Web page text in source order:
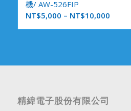
機/ AW-526FIP
NT$5,000 – NT$10,000
精緯電子股份有限公司